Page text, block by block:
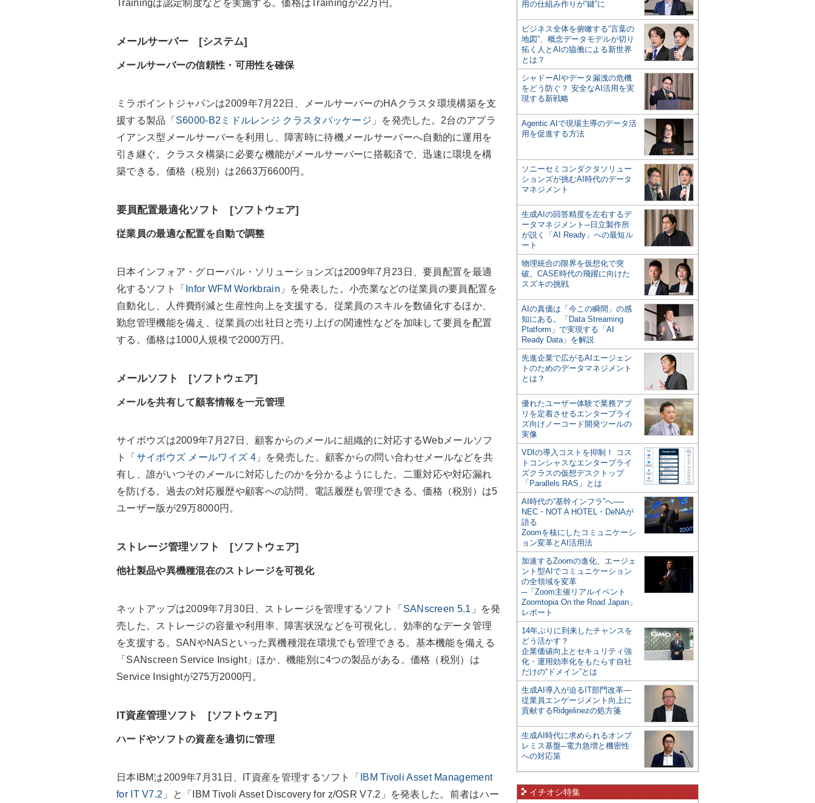
Trainingは認定制度などを実施する。価格はTrainingが22万円。
メールサーバー [システム]
メールサーバーの信頼性・可用性を確保
ミラポイントジャパンは2009年7月22日、メールサーバーのHAクラスタ環境構築を支
援する製品「 S6000-B2ミドルレンジ クラスタパッケージ 」を発売した。2台のアプラ
イアンス型メールサーバーを利用し、障害時に待機メールサーバーへ自動的に運用を
引き継ぐ。クラスタ構築に必要な機能がメールサーバーに搭載済で、迅速に環境を構
築できる。価格（税別）は2663万6600円。
要員配置最適化ソフト [ソフトウェア]
従業員の最適な配置を自動で調整
日本インフォア・グローバル・ソリューションズは2009年7月23日、要員配置を最適
化するソフト「
Infor WFM Workbrain 」を発表した。小売業などの従業員の要員配置を
自動化し、人件費削減と生産性向上を支援する。従業員のスキルを数値化するほか、
勤怠管理機能を備え、従業員の出社日と売り上げの関連性などを加味して要員を配置
する。価格は1000人規模で2000万円。
メールソフト [ソフトウェア]
メールを共有して顧客情報を一元管理
サイボウズは2009年7月27日、顧客からのメールに組織的に対応するWebメールソフ
ト「 サイボウズ メールワイズ 4」を発売した。顧客からの問い合わせメールなどを共
有し、誰がいつそのメールに対応したのかを分かるようにした。二重対応や対応漏れ
を防げる。過去の対応履歴や顧客への訪問、電話履歴も管理できる。価格（税別）は5
ユーザー版が29万8000円。
ストレージ管理ソフト [ソフトウェア]
他社製品や異機種混在のストレージを可視化
ネットアップは2009年7月30日、ストレージを管理するソフト「 SANscreen 5.1 」を発
売した。ストレージの容量や利用率、障害状況などを可視化し、効率的なデータ管理
を支援する。SANやNASといった異機種混在環境でも管理できる。基本機能を備える
「SANscreen Service Insight」ほか、機能別に4つの製品がある。価格（税別）は
Service Insightが275万2000円。
IT資産管理ソフト [ソフトウェア]
ハードやソフトの資産を適切に管理
日本IBMは2009年7月31日、IT資産を管理するソフト「
IBM Tivoli Asset Management
for IT V7.2 」と「IBM Tivoli Asset Discovery for z/OSR V7.2」を発表した。前者はハー
用の仕組み作りが“鍵”に
ビジネス全体を俯瞰する“言葉の
地図”、概念データモデルが切り
拓く人とAIの協働による新世界
とは？
シャドーAIやデータ漏洩の危機
をどう防ぐ？ 安全なAI活用を実
現する新戦略
Agentic AIで現場主導のデータ活
用を促進する方法
ソニーセミコンダクタソリュー
ションズが挑むAI時代のデータ
マネジメント
生成AIの回答精度を左右するデ
ータマネジメント─日立製作所
が説く「AI Ready」への最短ル
ート
物理統合の限界を仮想化で突
破。CASE時代の飛躍に向けた
スズキの挑戦
AIの真価は「今この瞬間」の感
知にある。「Data Streaming
Platform」で実現する「AI
Ready Data」を解説
先進企業で広がるAIエージェン
トのためのデータマネジメント
とは？
優れたユーザー体験で業務アプ
リを定着させるエンタープライ
ズ向けノーコード開発ツールの
実像
VDIの導入コストを抑制！ コス
トコンシャスなエンタープライ
ズクラスの仮想デスクトップ
「Parallels RAS」とは
AI時代の“基幹インフラ”へ──
NEC・NOT A HOTEL・DeNAが
語る
Zoomを核にしたコミュニケーシ
ョン変革とAI活用法
加速するZoomの進化、エージェ
ント型AIでコミュニケーション
の全領域を変革
─「Zoom主催リアルイベント
Zoomtopia On the Road Japan」
レポート
14年ぶりに到来したチャンスを
どう活かす？
企業価値向上とセキュリティ強
化・運用効率化をもたらす自社
だけの“ドメイン”とは
生成AI導入が迫るIT部門改革―
従業員エンゲージメント向上に
貢献するRidgelinezの処方箋
生成AI時代に求められるオンプ
レミス基盤─電力急増と機密性
への対応策
イチオシ特集